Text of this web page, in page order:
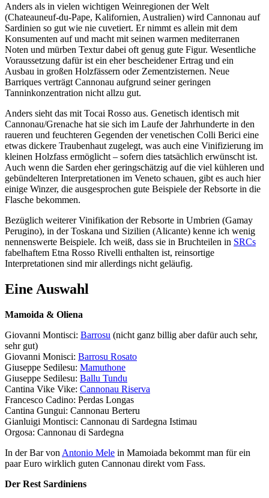
Anders als in vielen wichtigen Weinregionen der Welt
(Chateauneuf-du-Pape, Kalifornien, Australien) wird Cannonau auf
Sardinien so gut wie nie cuvetiert. Er nimmt es allein mit dem
Konsumenten auf und macht mit seinen warmen mediterranen
Noten und mürben Textur dabei oft genug gute Figur. Wesentliche
Voraussetzung dafür ist ein eher bescheidener Ertrag und ein
Ausbau in großen Holzfässern oder Zementzisternen. Neue
Barriques verträgt Cannonau aufgrund seiner geringen
Tanninkonzentration nicht allzu gut.
Anders sieht das mit Tocai Rosso aus. Genetisch identisch mit
Cannonau/Grenache hat sie sich im Laufe der Jahrhunderte in den
raueren und feuchteren Gegenden der venetischen Colli Berici eine
etwas dickere Traubenhaut zugelegt, was auch eine Vinifizierung im
kleinen Holzfass ermöglicht – sofern dies tatsächlich erwünscht ist.
Auch wenn die Sarden eher geringschätzig auf die viel kühleren und
gebündelteren Interpretationen im Veneto schauen, gibt es auch hier
einige Winzer, die ausgesprochen gute Beispiele der Rebsorte in die
Flasche bekommen.
Bezüglich weiterer Vinifikation der Rebsorte in Umbrien (Gamay
Perugino), in der Toskana und Sizilien (Alicante) kenne ich wenig
nennenswerte Beispiele. Ich weiß, dass sie in Bruchteilen in SRCs
fabelhaftem Etna Rosso Rivelli enthalten ist, reinsortige
Interpretationen sind mir allerdings nicht geläufig.
Eine Auswahl
Mamoida & Oliena
Giovanni Montisci: Barrosu (nicht ganz billig aber dafür auch sehr,
sehr gut)
Giovanni Monisci: Barrosu Rosato
Giuseppe Sedilesu: Mamuthone
Giuseppe Sedilesu: Ballu Tundu
Cantina Vike Vike: Cannonau Riserva
Francesco Cadino: Perdas Longas
Cantina Gungui: Cannonau Berteru
Gianluigi Montisci: Cannonau di Sardegna Istimau
Orgosa: Cannonau di Sardegna
In der Bar von Antonio Mele in Mamoiada bekommt man für ein
paar Euro wirklich guten Cannonau direkt vom Fass.
Der Rest Sardiniens